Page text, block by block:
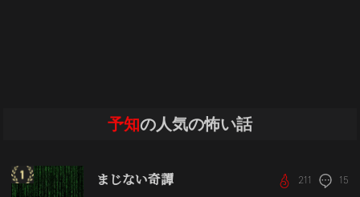
予知の人気の怖い話
まじない奇譚 211 15